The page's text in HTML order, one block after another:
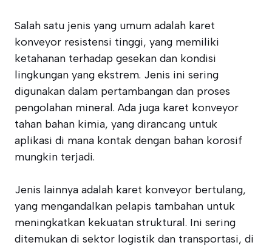
Salah satu jenis yang umum adalah karet
konveyor resistensi tinggi, yang memiliki
ketahanan terhadap gesekan dan kondisi
lingkungan yang ekstrem. Jenis ini sering
digunakan dalam pertambangan dan proses
pengolahan mineral. Ada juga karet konveyor
tahan bahan kimia, yang dirancang untuk
aplikasi di mana kontak dengan bahan korosif
mungkin terjadi.
Jenis lainnya adalah karet konveyor bertulang,
yang mengandalkan pelapis tambahan untuk
meningkatkan kekuatan struktural. Ini sering
ditemukan di sektor logistik dan transportasi, di